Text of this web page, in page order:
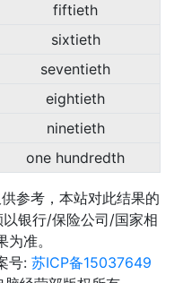
fiftieth
sixtieth
seventieth
eightieth
ninetieth
one hundredth
参考，本站对此结果的
银行/保险公司/国家相
准。
号: 苏ICP备15037649